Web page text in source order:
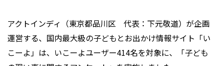
アクトインディ（東京都品川区 代表：下元敬道）が企画
運営する、国内最大級の子どもとお出かけ情報サイト「い
こーよ」は、いこーよユーザー414名を対象に、「子ども